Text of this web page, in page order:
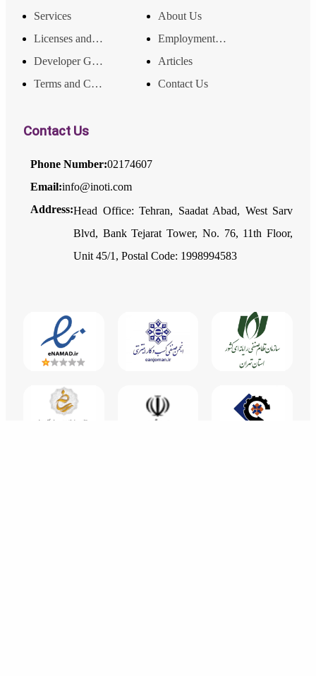
Services
About Us
Licenses and Achievements
Employment and Income Opportunities
Developer Guide
Articles
Terms and Conditions
Contact Us
Contact Us
Phone Number:02174607
Email:info@inoti.com
Address:Head Office: Tehran, Saadat Abad, West Sarv
Blvd, Bank Tejarat Tower, No. 76, 11th Floor,
Unit 45/1, Postal Code: 1998994583